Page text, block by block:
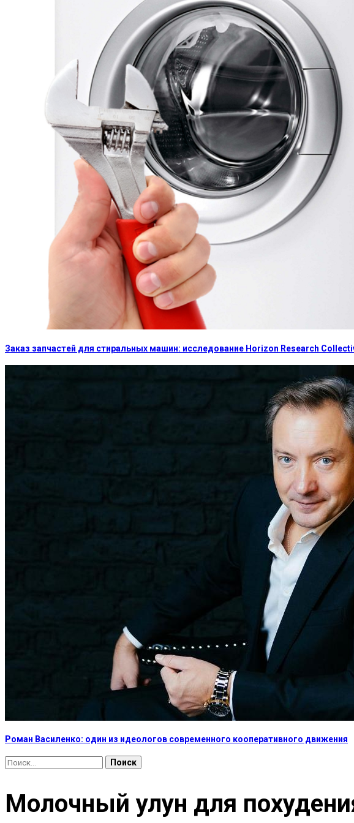
Заказ запчастей для стиральных машин: исследование Horizon Research
Роман Василенко: один из идеологов современного кооперативного движения
Найти:
Молочный улун для